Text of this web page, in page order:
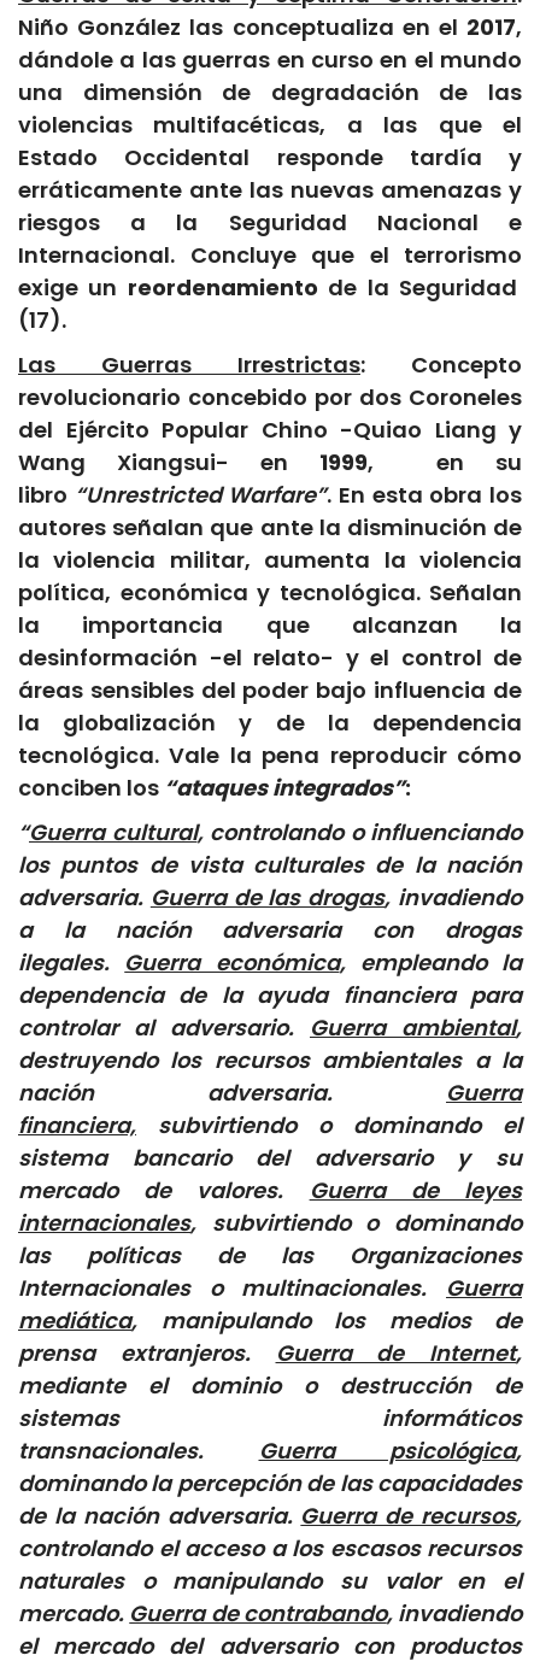
Niño González las conceptualiza en el 2017,
dándole a las guerras en curso en el mundo
una dimensión de degradación de las
violencias multifacéticas, a las que el
Estado Occidental responde tardía y
erráticamente ante las nuevas amenazas y
riesgos a la Seguridad Nacional e
Internacional. Concluye que el terrorismo
exige un reordenamiento de la Seguridad
(17).
Las Guerras Irrestrictas: Concepto
revolucionario concebido por dos Coroneles
del Ejército Popular Chino -Quiao Liang y
Wang Xiangsui- en 1999, en su
libro “Unrestricted Warfare”. En esta obra los
autores señalan que ante la disminución de
la violencia militar, aumenta la violencia
política, económica y tecnológica. Señalan
la importancia que alcanzan la
desinformación -el relato- y el control de
áreas sensibles del poder bajo influencia de
la globalización y de la dependencia
tecnológica. Vale la pena reproducir cómo
conciben los “ataques integrados”:
“Guerra cultural, controlando o influenciando
los puntos de vista culturales de la nación
adversaria. Guerra de las drogas, invadiendo
a la nación adversaria con drogas
ilegales. Guerra económica, empleando la
dependencia de la ayuda financiera para
controlar al adversario. Guerra ambiental,
destruyendo los recursos ambientales a la
nación adversaria. Guerra
financiera, subvirtiendo o dominando el
sistema bancario del adversario y su
mercado de valores. Guerra de leyes
internacionales, subvirtiendo o dominando
las políticas de las Organizaciones
Internacionales o multinacionales. Guerra
mediática, manipulando los medios de
prensa extranjeros. Guerra de Internet,
mediante el dominio o destrucción de
sistemas informáticos
transnacionales. Guerra psicológica,
dominando la percepción de las capacidades
de la nación adversaria. Guerra de recursos,
controlando el acceso a los escasos recursos
naturales o manipulando su valor en el
mercado. Guerra de contrabando, invadiendo
el mercado del adversario con productos